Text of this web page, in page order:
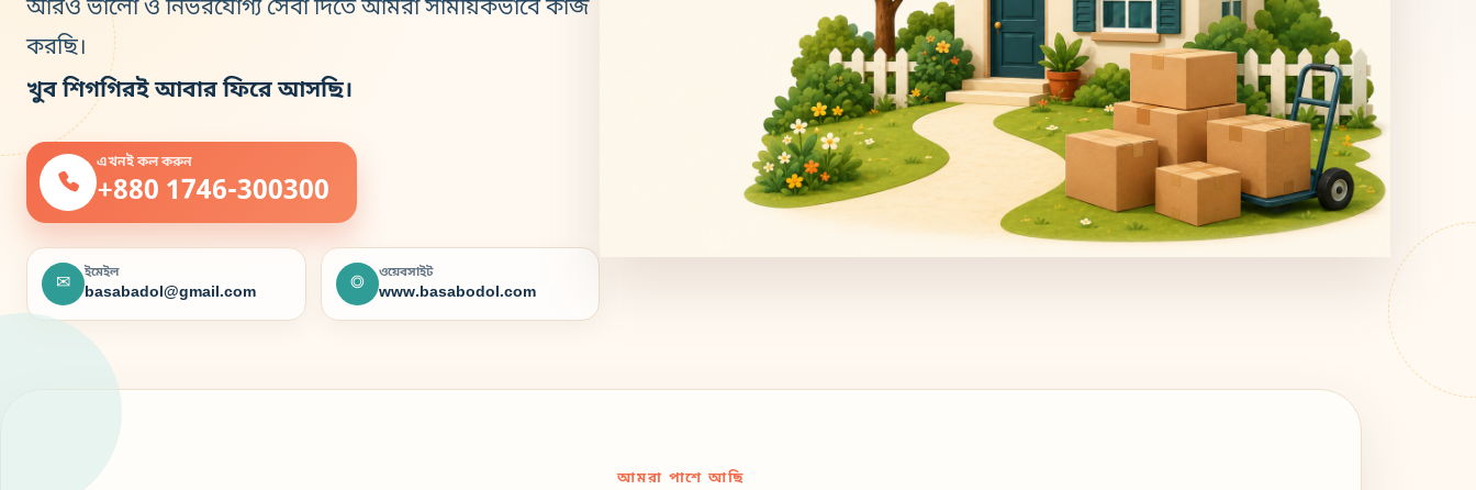
আরও ভালো ও নির্ভরযোগ্য সেবা দিতে আমরা সাময়িকভাবে কাজ
করছি।
খুব শিগগিরই আবার ফিরে আসছি।
এখনই কল করুন
+880 1746-300300
✉ ইমেইল
basabadol@gmail.com ◎ ওয়েবসাইট
www.basabodol.com
আমরা পাশে আছি